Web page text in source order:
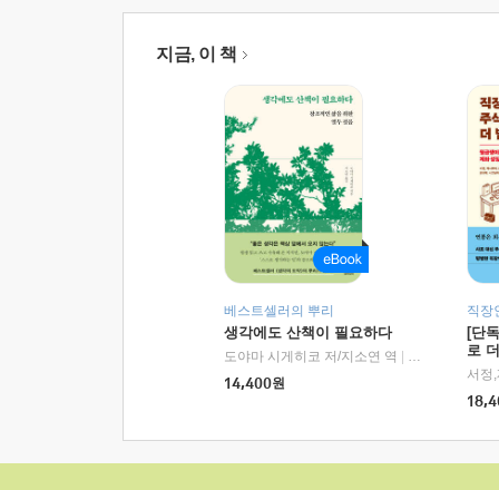
지금, 이 책
베스트셀러의 뿌리
생각에도 산책이 필요하다
도야마 시게히코 저/지소연 역
알에이치코리
14,400원
직장
[단
로